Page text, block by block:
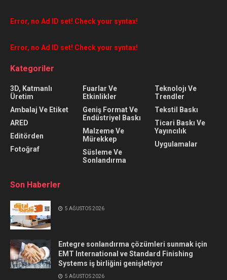
Error, no Ad ID set! Check your syntax!
Error, no Ad ID set! Check your syntax!
Kategoriler
3D, Katmanlı
Üretim
Ambalaj Ve Etiket
ARED
Editörden
Fotoğraf
Fuarlar Ve
Etkinlikler
Geniş Format Ve
Endüstriyel Baskı
Malzeme Ve
Mürekkep
Süsleme Ve
Sonlandırma
Teknolojı Ve
Trendler
Tekstil Baskı
Ticari Baskı Ve
Yayıncılık
Uygulamalar
Son Haberler
5 AĞUSTOS 2026
Entegre sonlandırma çözümleri sunmak için
EMT International ve Standard Finishing
Systems iş birliğini genişletiyor
5 AĞUSTOS 2026